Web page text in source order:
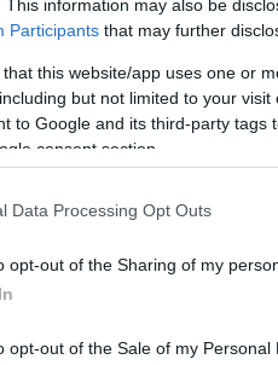
This information may also be
Participants that may further
that this website/app uses one or
but not limited to your
to Google and its third-party
consent section.
Data Processing Opt Outs
opt-out of the Sharing of my
opt-out of the Sale of my Personal
una conferma
le performance dei
e attività di produzione e
significa contribuire in
parte e noi in
in acque internazionali,
ESG in generale, come